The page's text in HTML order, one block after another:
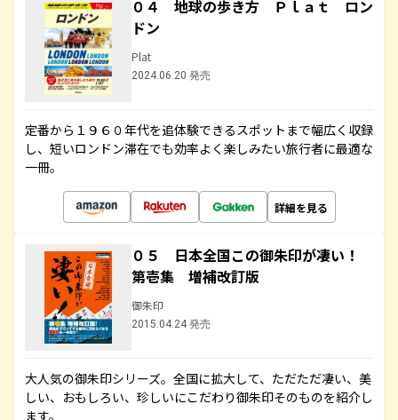
０４ 地球の歩き方 Ｐｌａｔ ロン
ドン
Plat
2024.06.20 発売
定番から１９６０年代を追体験できるスポットまで幅広く収録
し、短いロンドン滞在でも効率よく楽しみたい旅行者に最適な
一冊。
詳細を見る
０５ 日本全国この御朱印が凄い！
第壱集 増補改訂版
御朱印
2015.04.24 発売
大人気の御朱印シリーズ。全国に拡大して、ただただ凄い、美
しい、おもしろい、珍しいにこだわり御朱印そのものを紹介し
ます。